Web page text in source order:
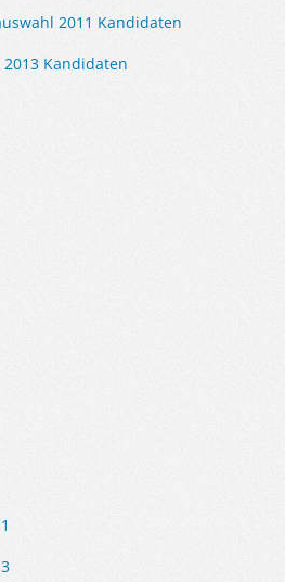
2011 Kandidaten
Kandidaten